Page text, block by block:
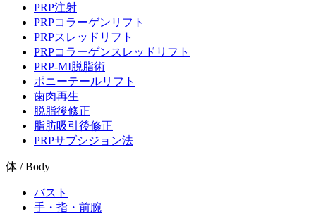
PRP注射
PRPコラーゲンリフト
PRPスレッドリフト
PRPコラーゲンスレッドリフト
PRP-MI脱脂術
ポニーテールリフト
歯肉再生
脱脂後修正
脂肪吸引後修正
PRPサブシジョン法
体 / Body
バスト
手・指・前腕